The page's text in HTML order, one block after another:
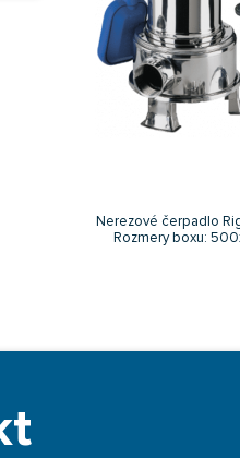
Nerezové čerpadlo
Rozmery boxu: